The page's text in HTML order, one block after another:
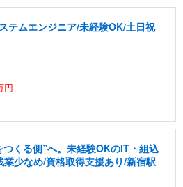
テムエンジニア/未経験OK/土日祝
円
くる側”へ。未経験OKのIT・組込
少なめ/資格取得支援あり/新宿駅